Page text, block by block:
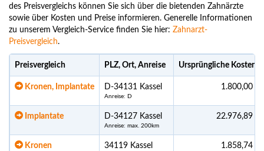
des Preisvergleichs können Sie sich über die bietenden Zahnärzte
sowie über Kosten und Preise informieren. Generelle Informationen
zu unserem Vergleich-Service finden Sie hier: Zahnarzt-
Preisvergleich.
Preisvergleich PLZ, Ort, Anreise Ursprüngliche Kosten
Kronen, Implantate D-34131 Kassel
Anreise: D
1.800,00 €
Implantate D-34127 Kassel
Anreise: max. 200km
22.976,89 €
Kronen 34119 Kassel 1.858,74 €